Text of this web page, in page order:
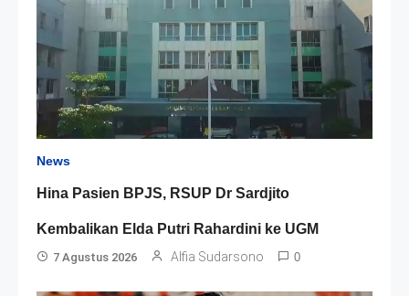
News
Hina Pasien BPJS, RSUP Dr Sardjito
Kembalikan Elda Putri Rahardini ke UGM
7 Agustus 2026 Alfia Sudarsono 0